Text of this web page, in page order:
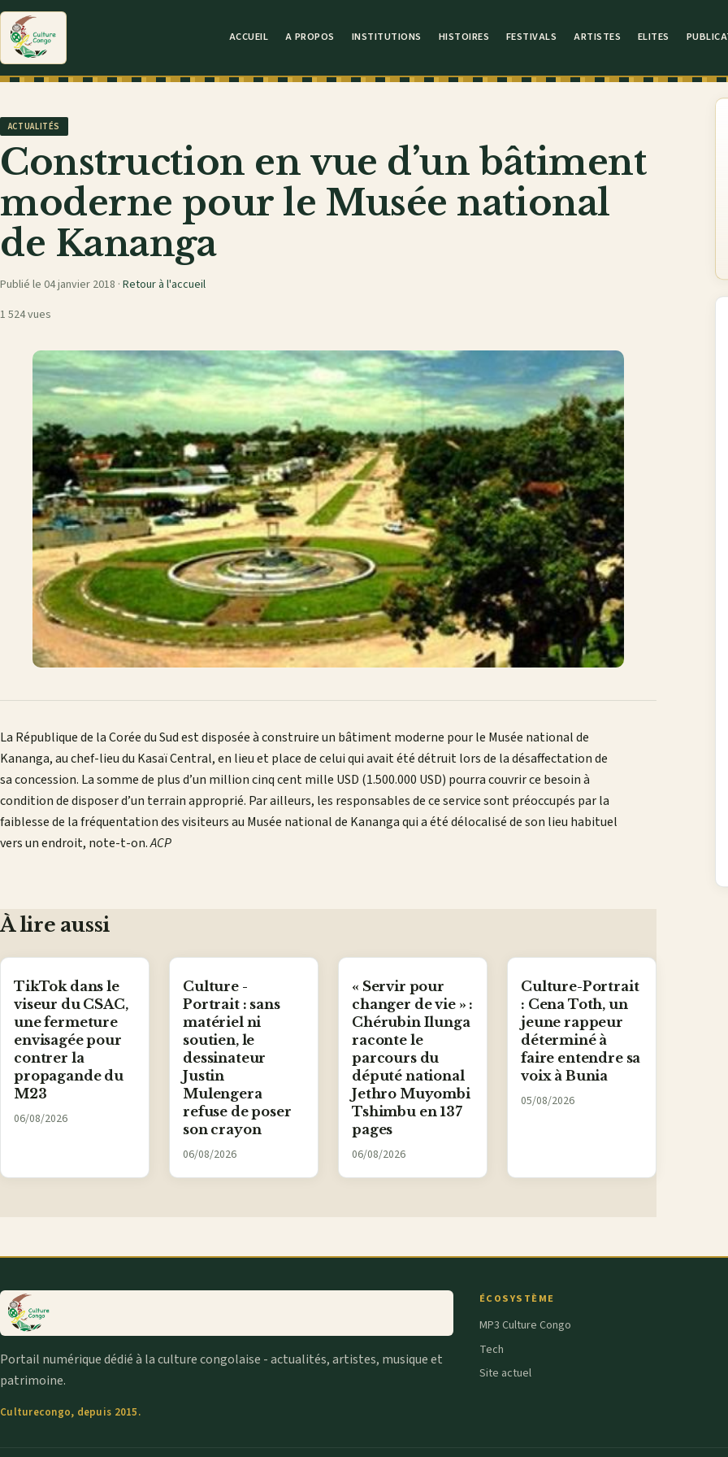
ACCUEIL A PROPOS INSTITUTIONS HISTOIRES FESTIVALS ARTISTES ELITES
ACTUALITÉS
Construction en vue d’un bâtiment
moderne pour le Musée national
de Kananga
Publié le 04 janvier 2018 · Retour à l'accueil
1 524 vues
La République de la Corée du Sud est disposée à construire un bâtiment moderne pour le Musée national de
Kananga, au chef-lieu du Kasaï Central, en lieu et place de celui qui avait été détruit lors de la désaffectation de
sa concession. La somme de plus d’un million cinq cent mille USD (1.500.000 USD) pourra couvrir ce besoin à
condition de disposer d’un terrain approprié. Par ailleurs, les responsables de ce service sont préoccupés par la
faiblesse de la fréquentation des visiteurs au Musée national de Kananga qui a été délocalisé de son lieu habituel
vers un endroit, note-t-on.ACP
À lire aussi
TikTok dans le
viseur du CSAC,
une fermeture
envisagée pour
contrer la
propagande du
M23
06/08/2026
Culture -
Portrait : sans
matériel ni
soutien, le
dessinateur
Justin
Mulengera
refuse de poser
son crayon
06/08/2026
« Servir pour
changer de vie » :
Chérubin Ilunga
raconte le
parcours du
député national
Jethro Muyombi
Tshimbu en 137
pages
06/08/2026
Culture-Portrait
: Cena Toth, un
jeune rappeur
déterminé à
faire entendre sa
voix à Bunia
05/08/2026
Portail numérique dédié à la culture congolaise - actualités, artistes, musique et
patrimoine.
Culturecongo, depuis 2015.
ÉCOSYSTÈME
MP3 Culture Congo
Tech
Site actuel